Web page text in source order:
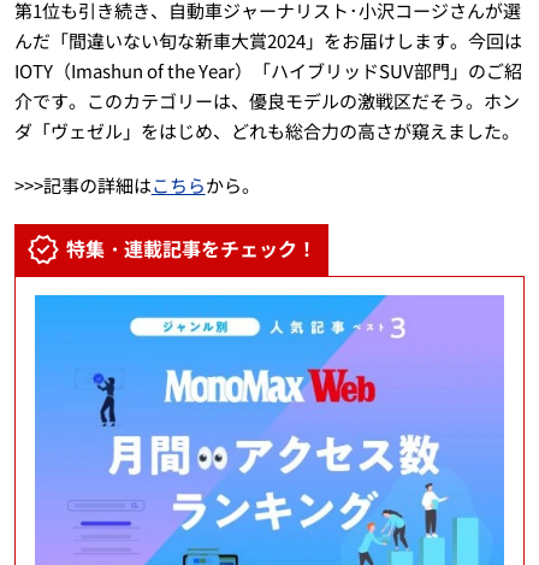
第1位も引き続き、自動車ジャーナリスト･小沢コージさんが選
んだ「間違いない旬な新車大賞2024」をお届けします。今回は
IOTY（Imashun of the Year）「ハイブリッドSUV部門」のご紹
介です。このカテゴリーは、優良モデルの激戦区だそう。ホン
ダ「ヴェゼル」をはじめ、どれも総合力の高さが窺えました。
>>>記事の詳細はこちらから。
特集・連載記事をチェック！